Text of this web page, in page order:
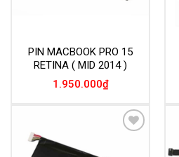
PIN MACBOOK PRO 15
RETINA ( MID 2014 )
1.950.000₫